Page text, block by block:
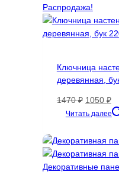
3754 ₽.
Распродажа!
Ключница
деревянная,
1470₽
цена
1470 ₽.
1050 ₽
Читать далее